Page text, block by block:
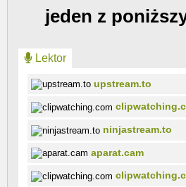
jeden z
Lektor
upstream.to
ninjastream.to
aparat.cam